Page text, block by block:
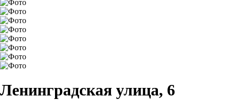
Ленинградская улица, 6